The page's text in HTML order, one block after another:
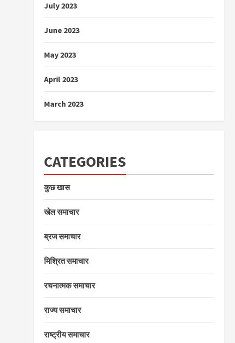
July 2023
June 2023
May 2023
April 2023
March 2023
CATEGORIES
कुछ खास
खेल समाचार
ब्रज समाचार
मिश्रित समाचार
रचनात्मक समाचार
राज्य समाचार
राष्ट्रीय समाचार